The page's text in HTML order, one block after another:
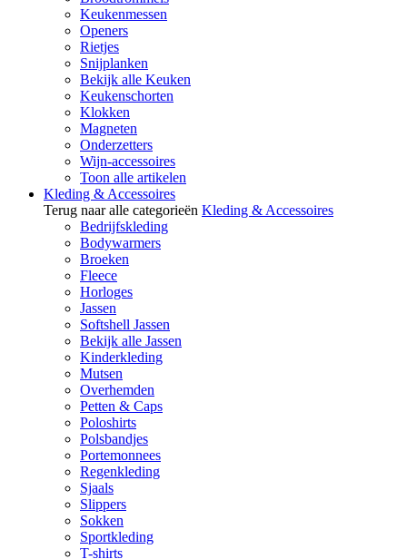
Keukenmessen
Openers
Rietjes
Snijplanken
Bekijk alle Keuken
Keukenschorten
Klokken
Magneten
Onderzetters
Wijn-accessoires
Toon alle artikelen
Kleding & Accessoires
Terug naar alle categorieën Kleding & Accessoires
Bedrijfskleding
Bodywarmers
Broeken
Fleece
Horloges
Jassen
Softshell Jassen
Bekijk alle Jassen
Kinderkleding
Mutsen
Overhemden
Petten & Caps
Poloshirts
Polsbandjes
Portemonnees
Regenkleding
Sjaals
Slippers
Sokken
Sportkleding
T-shirts